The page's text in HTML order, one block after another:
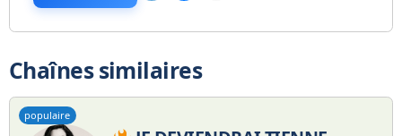
Chaînes similaires
populaire